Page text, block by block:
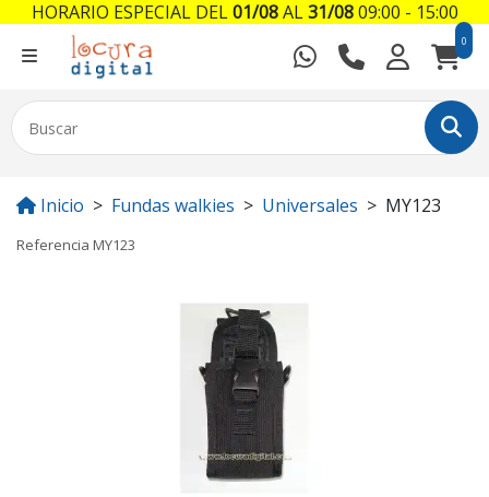
0
Inicio Fundas walkies Universales MY123
Referencia MY123
HORARIO ESPECIAL DEL01/08AL31/0809:00 - 15:00